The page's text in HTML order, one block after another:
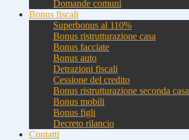
Domande comuni
Bonus fiscali
Superbonus al 110%
Bonus ristrutturazione casa
Bonus facciate
Bonus auto
Detrazioni fiscali
Cessione del credito
Bonus ristrutturazione seconda casa
Bonus mobili
Bonus figli
Decreto rilancio
Contatti